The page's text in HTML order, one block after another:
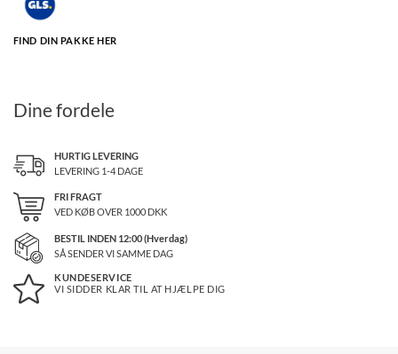
FIND DIN PAKKE HER
Dine fordele
HURTIG LEVERING
LEVERING 1-4 DAGE
FRI FRAGT
VED KØB OVER 1000DKK
BESTIL INDEN 12:00 (Hverdag)
SÅ SENDER VI SAMME DAG
KUNDESERVICE
VI SIDDER KLAR TIL AT HJÆLPE DIG